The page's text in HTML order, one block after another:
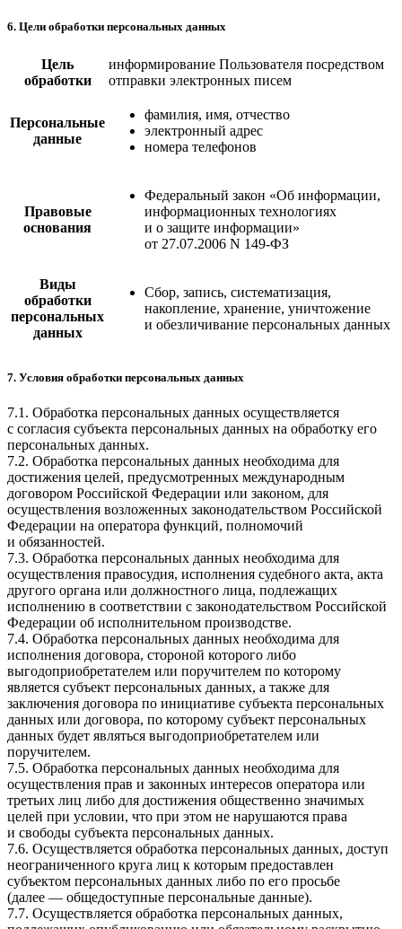
6. Цели обработки персональных данных
Цель
обработки
информирование Пользователя посредством
отправки электронных писем
Персональные
данные
фамилия, имя, отчество
электронный адрес
номера телефонов
Правовые
основания
Федеральный закон «Об информации,
информационных технологиях
и о защите информации»
от 27.07.2006 N 149-ФЗ
Виды
обработки
персональных
данных
Сбор, запись, систематизация,
накопление, хранение, уничтожение
и обезличивание персональных данных
7. Условия обработки персональных данных
7.1. Обработка персональных данных осуществляется
с согласия субъекта персональных данных на обработку его
персональных данных.
7.2. Обработка персональных данных необходима для
достижения целей, предусмотренных международным
договором Российской Федерации или законом, для
осуществления возложенных законодательством Российской
Федерации на оператора функций, полномочий
и обязанностей.
7.3. Обработка персональных данных необходима для
осуществления правосудия, исполнения судебного акта, акта
другого органа или должностного лица, подлежащих
исполнению в соответствии с законодательством Российской
Федерации об исполнительном производстве.
7.4. Обработка персональных данных необходима для
исполнения договора, стороной которого либо
выгодоприобретателем или поручителем по которому
является субъект персональных данных, а также для
заключения договора по инициативе субъекта персональных
данных или договора, по которому субъект персональных
данных будет являться выгодоприобретателем или
поручителем.
7.5. Обработка персональных данных необходима для
осуществления прав и законных интересов оператора или
третьих лиц либо для достижения общественно значимых
целей при условии, что при этом не нарушаются права
и свободы субъекта персональных данных.
7.6. Осуществляется обработка персональных данных, доступ
неограниченного круга лиц к которым предоставлен
субъектом персональных данных либо по его просьбе
(далее — общедоступные персональные данные).
7.7. Осуществляется обработка персональных данных,